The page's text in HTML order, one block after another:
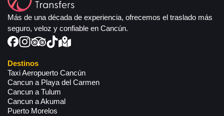
Más de una década de experiencia, ofrecemos el traslado más
seguro, veloz y confiable en Cancún.
Destinos
Taxi Aeropuerto Cancún
Cancun a Playa del Carmen
Cancun a Tulum
Cancun a Akumal
Puerto Morelos